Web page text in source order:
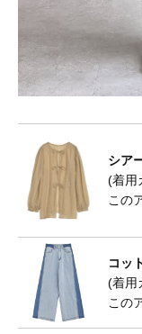
シア
(着用
この
コッ
(着用
この